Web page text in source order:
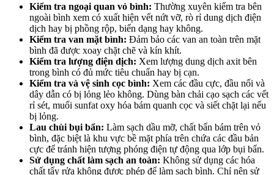
Kiểm tra ngoại quan vỏ bình: Thường xuyên kiểm tra bên
ngoài bình xem có xuất hiện vết nứt vỡ, rò rỉ dung dịch điện
dịch hay bị phồng rộp, biến dạng hay không.
Kiểm tra van mặt bình: Đảm bảo các van an toàn trên mặt
bình đã được xoay chặt chẽ và kín khít.
Kiểm tra lượng điện dịch: Xem lượng dung dịch axit bên
trong bình có đủ mức tiêu chuẩn hay bị cạn.
Kiểm tra và vệ sinh cọc bình: Xem các đầu cực, đầu nối và
dây dẫn có bị lỏng lẻo không. Dùng bàn chải cạo sạch các vết
rỉ sét, muối sunfat oxy hóa bám quanh cọc và siết chặt lại nếu
bị lỏng.
Lau chùi bụi bẩn: Làm sạch dầu mỡ, chất bẩn bám trên vỏ
bình, đặc biệt là khu vực bề mặt phía trên chứa các đầu bản
cực để tránh hiện tượng phóng điện tự động qua lớp bụi bẩn.
Sử dụng chất làm sạch an toàn: Không sử dụng các hóa
chất tẩy rửa không được phép để làm sạch bình. Chỉ nên sử